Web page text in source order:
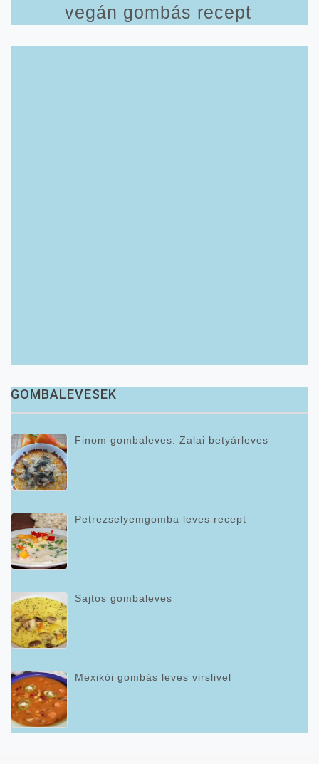
vegán gombás recept
GOMBALEVESEK
Finom gombaleves: Zalai betyárleves
Petrezselyemgomba leves recept
Sajtos gombaleves
Mexikói gombás leves virslivel